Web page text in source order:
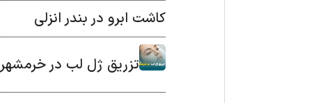
کاشت ابرو در بندر انزلی
تزریق ژل لب در خرمشهر